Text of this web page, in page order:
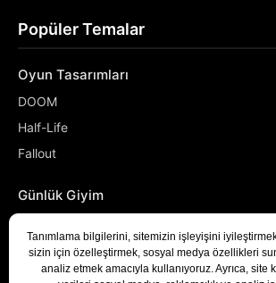
Popüler Temalar
Oyun Tasarımları
DOOM
Half-Life
Fallout
Günlük Giyim
Denizci
Developer